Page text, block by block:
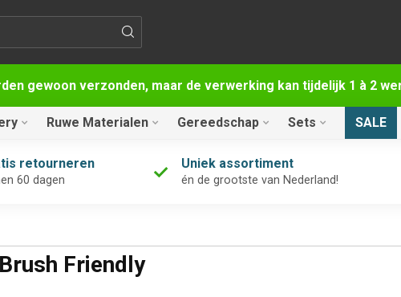
gewoon verzonden, maar de verwerking kan tijdelijk 1 à 2
Ruwe Materialen Gereedschap Sets SALE
retourneren
60 dagen
Uniek assortiment
én de grootste van Nederland!
Friendly